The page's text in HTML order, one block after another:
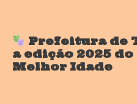
Prefeitura de
a edição 2025
Melhor Idade